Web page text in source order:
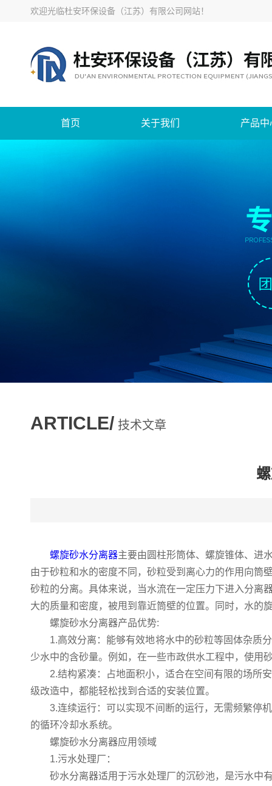
欢迎光临杜安环保设备（江苏）有限公司网站！
首页 关于我们 产品中
ARTICLE/ 技术文章
螺旋砂水分离器主要由圆柱形筒体、螺旋锥体、进
由于砂粒和水的密度不同，砂粒受到离心力的作用向筒
砂粒的分离。具体来说，当水流在一定压力下进入分离
大的质量和密度，被甩到靠近筒壁的位置。同时，水的
螺旋砂水分离器产品优势:
1.高效分离：能够有效地将水中的砂粒等固体杂质分
少水中的含砂量。例如，在一些市政供水工程中，使用
2.结构紧凑：占地面积小，适合在空间有限的场所安
级改造中，都能轻松找到合适的安装位置。
3.连续运行：可以实现不间断的运行，无需频繁停机
的循环冷却水系统。
螺旋砂水分离器应用领域
1.污水处理厂：
砂水分离器适用于污水处理厂的沉砂池，是污水中有